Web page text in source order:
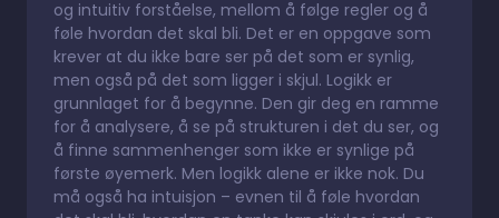
og intuitiv forståelse, mellom å følge regler og å
føle hvordan det skal bli. Det er en oppgave som
krever at du ikke bare ser på det som er synlig,
men også på det som ligger i skjul. Logikk er
grunnlaget for å begynne. Den gir deg en ramme
for å analysere, å se på strukturen i det du ser, og
å finne sammenhenger som ikke er synlige på
første øyemerk. Men logikk alene er ikke nok. Du
må også ha intuisjon – evnen til å føle hvordan